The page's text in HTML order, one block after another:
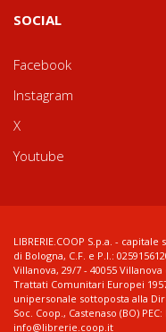
SOCIAL
Facebook
Instagram
X
Youtube
LIBRERIE.COOP S.p.a. -
di Bologna, C.F. e P.I.:
Villanova, 29/7 - 40055 Villanova
Trattati Comunitari Europei
unipersonale sottoposta alla
Soc. Coop., Castenaso (BO)
info@librerie.coop.it